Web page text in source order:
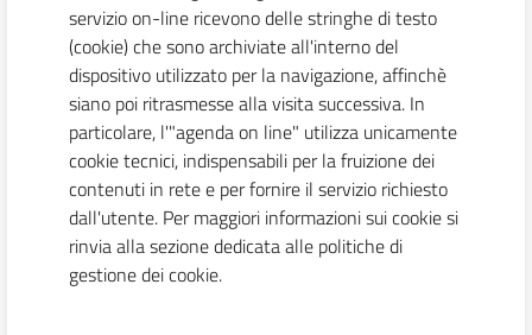
servizio on-line ricevono delle stringhe di testo
(cookie) che sono archiviate all'interno del
dispositivo utilizzato per la navigazione, affinchè
siano poi ritrasmesse alla visita successiva. In
particolare, l'"agenda on line" utilizza unicamente
cookie tecnici, indispensabili per la fruizione dei
contenuti in rete e per fornire il servizio richiesto
dall'utente. Per maggiori informazioni sui cookie si
rinvia alla sezione dedicata alle politiche di
gestione dei cookie.